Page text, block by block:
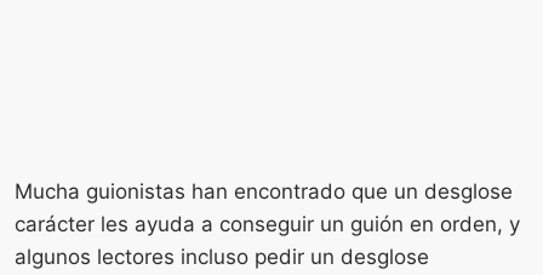
Mucha guionistas han encontrado que un desglose
carácter les ayuda a conseguir un guión en orden, y
algunos lectores incluso pedir un desglose